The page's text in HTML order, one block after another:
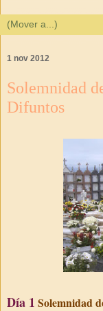
1 nov 2012
Solemnidad
Difuntos
Día 1 Solemnidad